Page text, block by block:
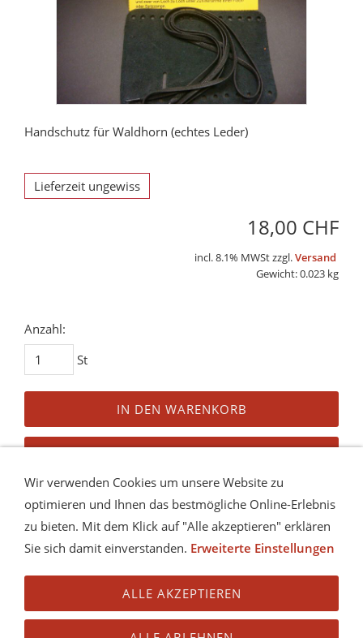
Handschutz für Waldhorn (echtes Leder)
Lieferzeit ungewiss
18,00 CHF
incl. 8.1% MWSt zzgl.Versand
Gewicht: 0.023 kg
Anzahl:
St
IN DEN WARENKORB
Preis in anderen Währungen
Wir verwenden Cookies um unsere Website zu
optimieren und Ihnen das bestmögliche Online-Erlebnis
zu bieten. Mit dem Klick auf "Alle akzeptieren" erklären
Sie sich damit einverstanden. Erweiterte Einstellungen
ALLE AKZEPTIEREN